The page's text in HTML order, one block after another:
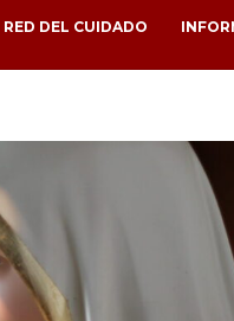
RED DEL CUIDADO